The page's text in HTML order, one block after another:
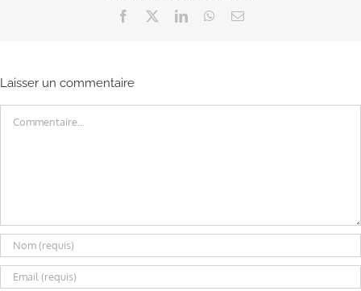
Facebook LinkedInWhatsApp
Email
Laisser un commentaire